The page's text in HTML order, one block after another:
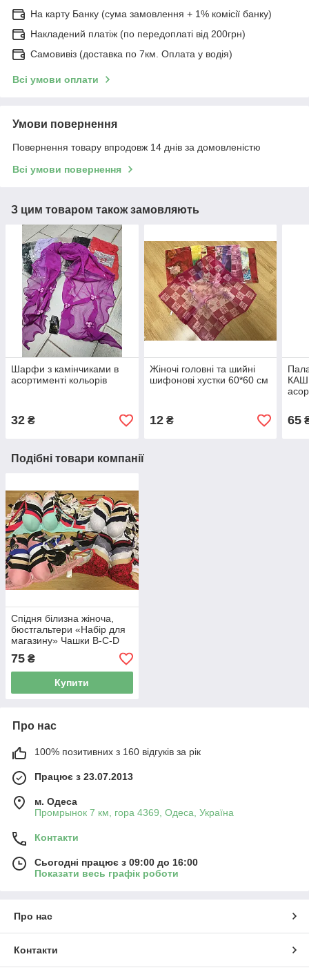
На карту Банку (сума замовлення + 1% комісії банку)
Накладений платіж (по передоплаті від 200грн)
Самовивіз (доставка по 7км. Оплата у водія)
Всі умови оплати
Умови повернення
Повернення товару впродовж 14 днів за домовленістю
Всі умови повернення
З цим товаром також замовляють
Шарфи з камінчиками в
асортименті кольорів
32 ₴
Жіночі головні та шийні
шифонові хустки 60*60 см
12₴ 65
Подібні товари компанії
Спідня білизна жіноча,
бюстгальтери «Набір для
магазину» Чашки B-C-D
75 ₴
Купити
Про нас
100% позитивних з 160 відгуків за рік
Працює з 23.07.2013
м. Одеса
Промрынок 7 км, гора 4369, Одеса, Україна
Контакти
Сьогодні працює з 09:00 до 16:00
Показати весь графік роботи
Про нас
Контакти